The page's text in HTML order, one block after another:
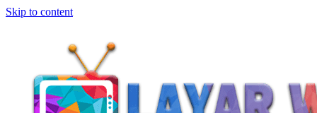
Skip to content